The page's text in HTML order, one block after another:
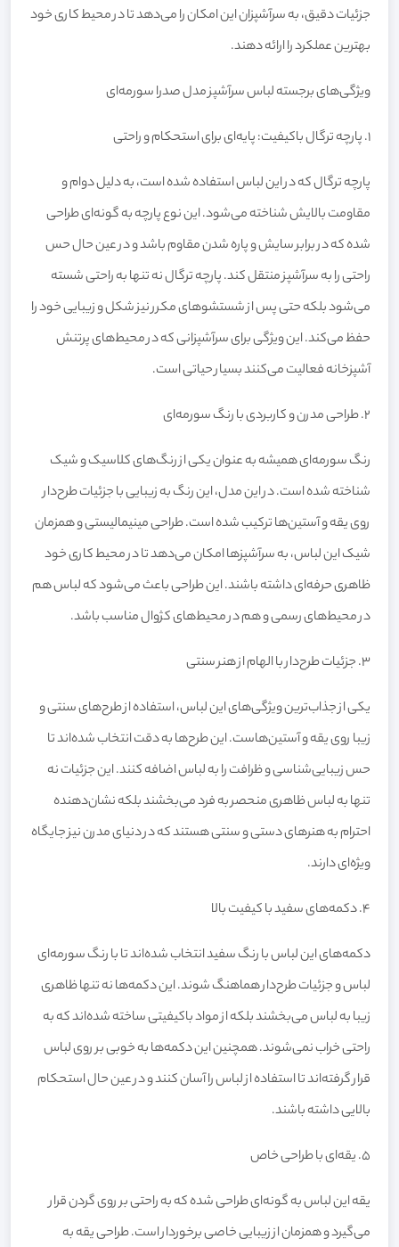
جزئیات دقیق، به سرآشپزان این امکان را می‌دهد تا در محیط کاری خود
بهترین عملکرد را ارائه دهند.
ویژگی‌های برجسته لباس سرآشپز مدل صدرا سورمه‌ای
1. پارچه ترگال باکیفیت: پایه‌ای برای استحکام و راحتی
پارچه ترگال که در این لباس استفاده شده است، به دلیل دوام و
مقاومت بالایش شناخته می‌شود. این نوع پارچه به گونه‌ای طراحی
شده که در برابر سایش و پاره شدن مقاوم باشد و در عین حال حس
راحتی را به سرآشپز منتقل کند. پارچه ترگال نه تنها به راحتی شسته
می‌شود بلکه حتی پس از شستشوهای مکرر نیز شکل و زیبایی خود را
حفظ می‌کند. این ویژگی برای سرآشپزانی که در محیط‌های پرتنش
آشپزخانه فعالیت می‌کنند بسیار حیاتی است.
2. طراحی مدرن و کاربردی با رنگ سورمه‌ای
رنگ سورمه‌ای همیشه به عنوان یکی از رنگ‌های کلاسیک و شیک
شناخته شده است. در این مدل، این رنگ به زیبایی با جزئیات طرح‌دار
روی یقه و آستین‌ها ترکیب شده است. طراحی مینیمالیستی و همزمان
شیک این لباس، به سرآشپزها امکان می‌دهد تا در محیط کاری خود
ظاهری حرفه‌ای داشته باشند. این طراحی باعث می‌شود که لباس هم
در محیط‌های رسمی و هم در محیط‌های کژوال مناسب باشد.
3. جزئیات طرح‌دار با الهام از هنر سنتی
یکی از جذاب‌ترین ویژگی‌های این لباس، استفاده از طرح‌های سنتی و
زیبا روی یقه و آستین‌هاست. این طرح‌ها به دقت انتخاب شده‌اند تا
حس زیبایی‌شناسی و ظرافت را به لباس اضافه کنند. این جزئیات نه
تنها به لباس ظاهری منحصر به فرد می‌بخشند بلکه نشان‌دهنده
احترام به هنرهای دستی و سنتی هستند که در دنیای مدرن نیز جایگاه
ویژه‌ای دارند.
4. دکمه‌های سفید با کیفیت بالا
دکمه‌های این لباس با رنگ سفید انتخاب شده‌اند تا با رنگ سورمه‌ای
لباس و جزئیات طرح‌دار هماهنگ شوند. این دکمه‌ها نه تنها ظاهری
زیبا به لباس می‌بخشند بلکه از مواد باکیفیتی ساخته شده‌اند که به
راحتی خراب نمی‌شوند. همچنین این دکمه‌ها به خوبی بر روی لباس
قرار گرفته‌اند تا استفاده از لباس را آسان کنند و در عین حال استحکام
بالایی داشته باشند.
5. یقه‌ای با طراحی خاص
یقه این لباس به گونه‌ای طراحی شده که به راحتی بر روی گردن قرار
می‌گیرد و همزمان از زیبایی خاصی برخوردار است. طراحی یقه به